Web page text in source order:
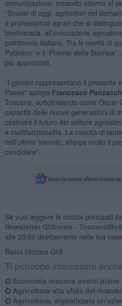
comunicazione, creando attorno al
“Scuole di oggi, agricoltori del
e professionali agrari che si
biodiversità, all’innovazione
patrimonio italiano. Tra le novità di
Pubblico” e il “Premio della
più apprezzati.
“I giovani rappresentano il presente
Paese" spiega Francesco
Toscana, sottolineando come Oscar
capacità delle nuove generazioni di
costruire il futuro del settore
e multifunzionalità. La nascita di
nell’ultimo triennio, allarga molto il
candidare”.
Se vuoi leggere le notizie principali
Newsletter QUInews -
alle 20:00 direttamente nella tua
Basta cliccare QUI
Ti potrebbe interessare
Economia toscana avanti piano
Agricoltura alla sfida del
Agricoltura, digitalizzata